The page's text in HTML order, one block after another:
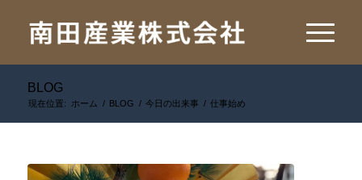
BLOG
現在位置: ホーム / BLOG / 今日の出来事 / 仕事始め